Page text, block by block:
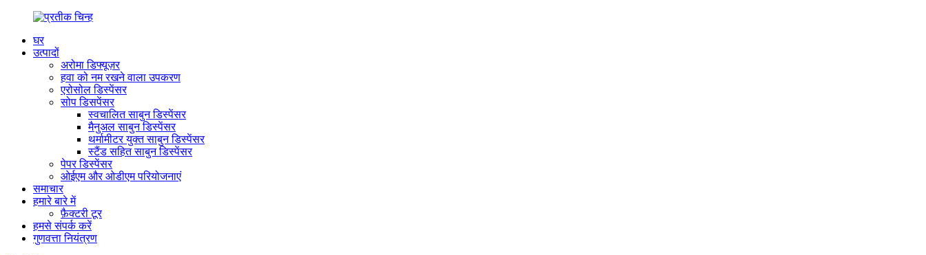
घर
उत्पादों
अरोमा डिफ्यूज़र
हवा को नम रखने वाला उपकरण
एरोसोल डिस्पेंसर
सोप डिसपेंसर
स्वचालित साबुन डिस्पेंसर
मैनुअल साबुन डिस्पेंसर
थर्मामीटर युक्त साबुन डिस्पेंसर
स्टैंड सहित साबुन डिस्पेंसर
पेपर डिस्पेंसर
ओईएम और ओडीएम परियोजनाएं
समाचार
हमारे बारे में
फ़ैक्टरी टूर
हमसे संपर्क करें
गुणवत्ता नियंत्रण